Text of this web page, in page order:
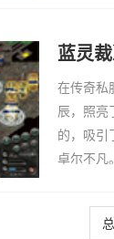
蓝灵
在传奇私
辰，照亮
的，吸引
卓尔不凡
更加游